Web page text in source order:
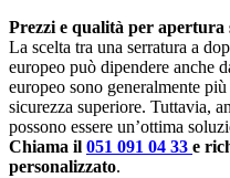
Prezzi e qualità per
La scelta tra una serratura a
europeo può dipendere anche
europeo sono generalmente
sicurezza superiore. Tuttavia,
possono essere un’ottima
Chiama il 051 091 04 33 e
personalizzato.